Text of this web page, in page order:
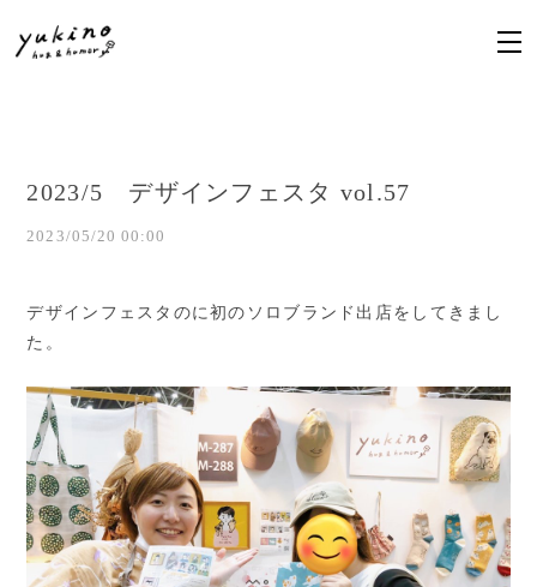
2023/5 デザインフェスタ vol.57
2023/05/20 00:00
デザインフェスタのに初のソロブランド出店をしてきまし
た。